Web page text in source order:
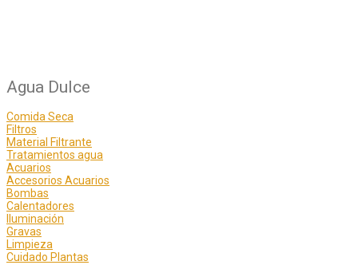
Agua Dulce
Comida Seca
Filtros
Material Filtrante
Tratamientos agua
Acuarios
Accesorios Acuarios
Bombas
Calentadores
Iluminación
Gravas
Limpieza
Cuidado Plantas